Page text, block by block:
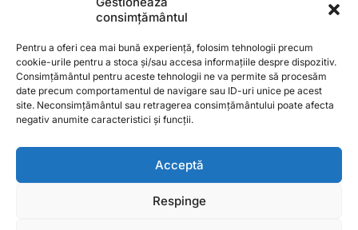
consimțământul
Pentru a oferi cea mai bună experiență, folosim tehnologii precum
cookie-urile pentru a stoca și/sau accesa informațiile despre dispozitiv.
Consimțământul pentru aceste tehnologii ne va permite să procesăm
date precum comportamentul de navigare sau ID-uri unice pe acest
site. Neconsimțământul sau retragerea consimțământului poate afecta
negativ anumite caracteristici și funcții.
Acceptă
Respinge
Cont
Contul meu
Favorite
Magazin
Contact